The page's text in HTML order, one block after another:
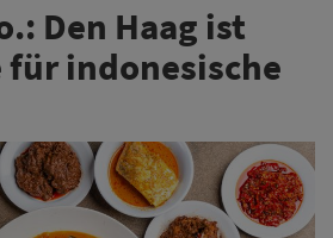
Den Haag ist
für indonesische